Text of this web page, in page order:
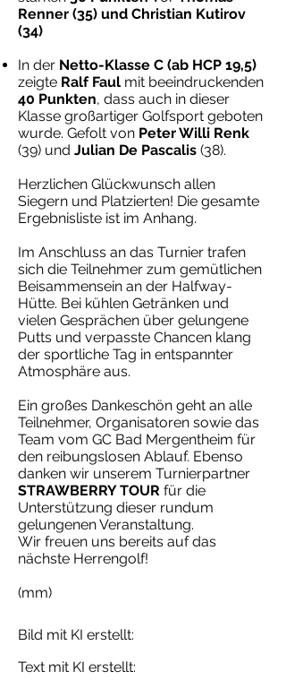
Renner (35) und Christian Kutirov
(34)
In der Netto-Klasse C (ab HCP 19,5)
zeigte Ralf Faul mit beeindruckenden
40 Punkten, dass auch in dieser
Klasse großartiger Golfsport geboten
wurde. Gefolt von Peter Willi Renk
(39) und Julian De Pascalis (38).
Herzlichen Glückwunsch allen
Siegern und Platzierten! Die gesamte
Ergebnisliste ist im Anhang.
Im Anschluss an das Turnier trafen
sich die Teilnehmer zum gemütlichen
Beisammensein an der Halfway-
Hütte. Bei kühlen Getränken und
vielen Gesprächen über gelungene
Putts und verpasste Chancen klang
der sportliche Tag in entspannter
Atmosphäre aus.
Ein großes Dankeschön geht an alle
Teilnehmer, Organisatoren sowie das
Team vom GC Bad Mergentheim für
den reibungslosen Ablauf. Ebenso
danken wir unserem Turnierpartner
STRAWBERRY TOUR für die
Unterstützung dieser rundum
gelungenen Veranstaltung.
Wir freuen uns bereits auf das
nächste Herrengolf!
(mm)
Bild mit KI erstellt:
Text mit KI erstellt: